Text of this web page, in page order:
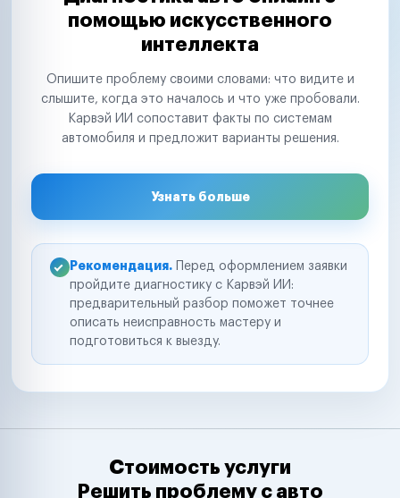
помощью искусственного
интеллекта
Опишите проблему своими словами: что видите и
слышите, когда это началось и что уже пробовали.
Карвэй ИИ сопоставит факты по системам
автомобиля и предложит варианты решения.
Узнать больше
Рекомендация. Перед оформлением заявки
пройдите диагностику с Карвэй ИИ:
предварительный разбор поможет точнее
описать неисправность мастеру и
подготовиться к выезду.
Стоимость услуги
Решить проблему с авто